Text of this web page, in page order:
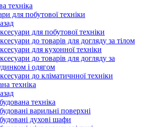
техніка
для побутової техніки
для побутової техніки
до товарів для догляду за тілом
для кухонної техніки
до товарів для догляду за
і одягом
до кліматичнної техніки
техніка
техніка
варильні поверхні
духові шафи